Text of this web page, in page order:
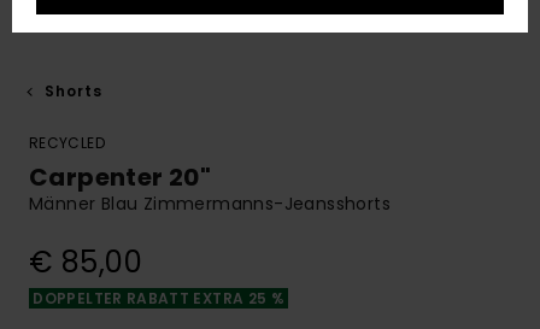
Shorts
RECYCLED
Carpenter 20"
Männer Blau Zimmermanns-Jeansshorts
€ 85,00
DOPPELTER RABATT EXTRA 25 %